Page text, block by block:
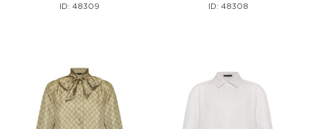
ID: 48309 ID: 48308